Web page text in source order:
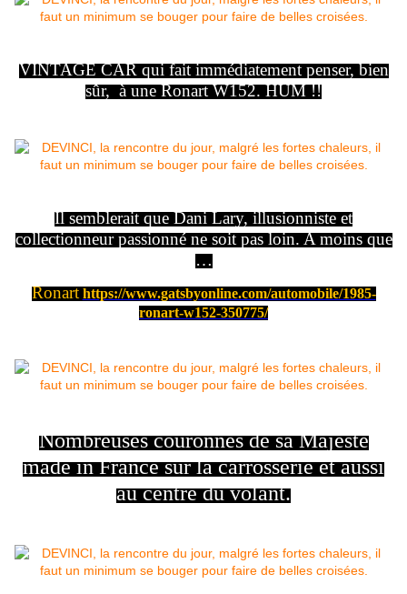
VINTAGE CAR qui fait immédiatement penser, bien
sûr, à une Ronart W152. HUM !!
Il semblerait que Dani Lary, illusionniste et
collectionneur passionné ne soit pas loin. A moins que
…
Ronart https://www.gatsbyonline.com/automobile/1985-
ronart-w152-350775/
Nombreuses couronnes de sa Majesté
made in France sur la carrosserie et aussi
au centre du volant.